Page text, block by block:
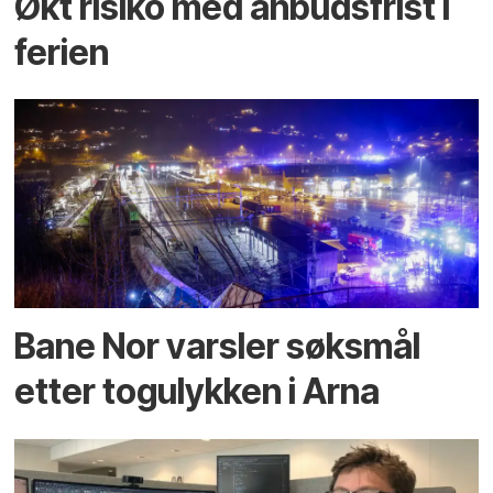
ferien
Bane Nor varsler søksmål
etter togulykken i Arna